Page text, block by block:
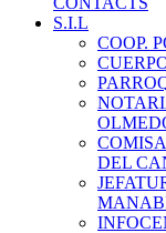
S.I.L
COOP.
DEL